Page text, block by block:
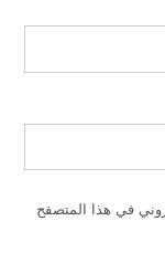
في هذا المتصفح